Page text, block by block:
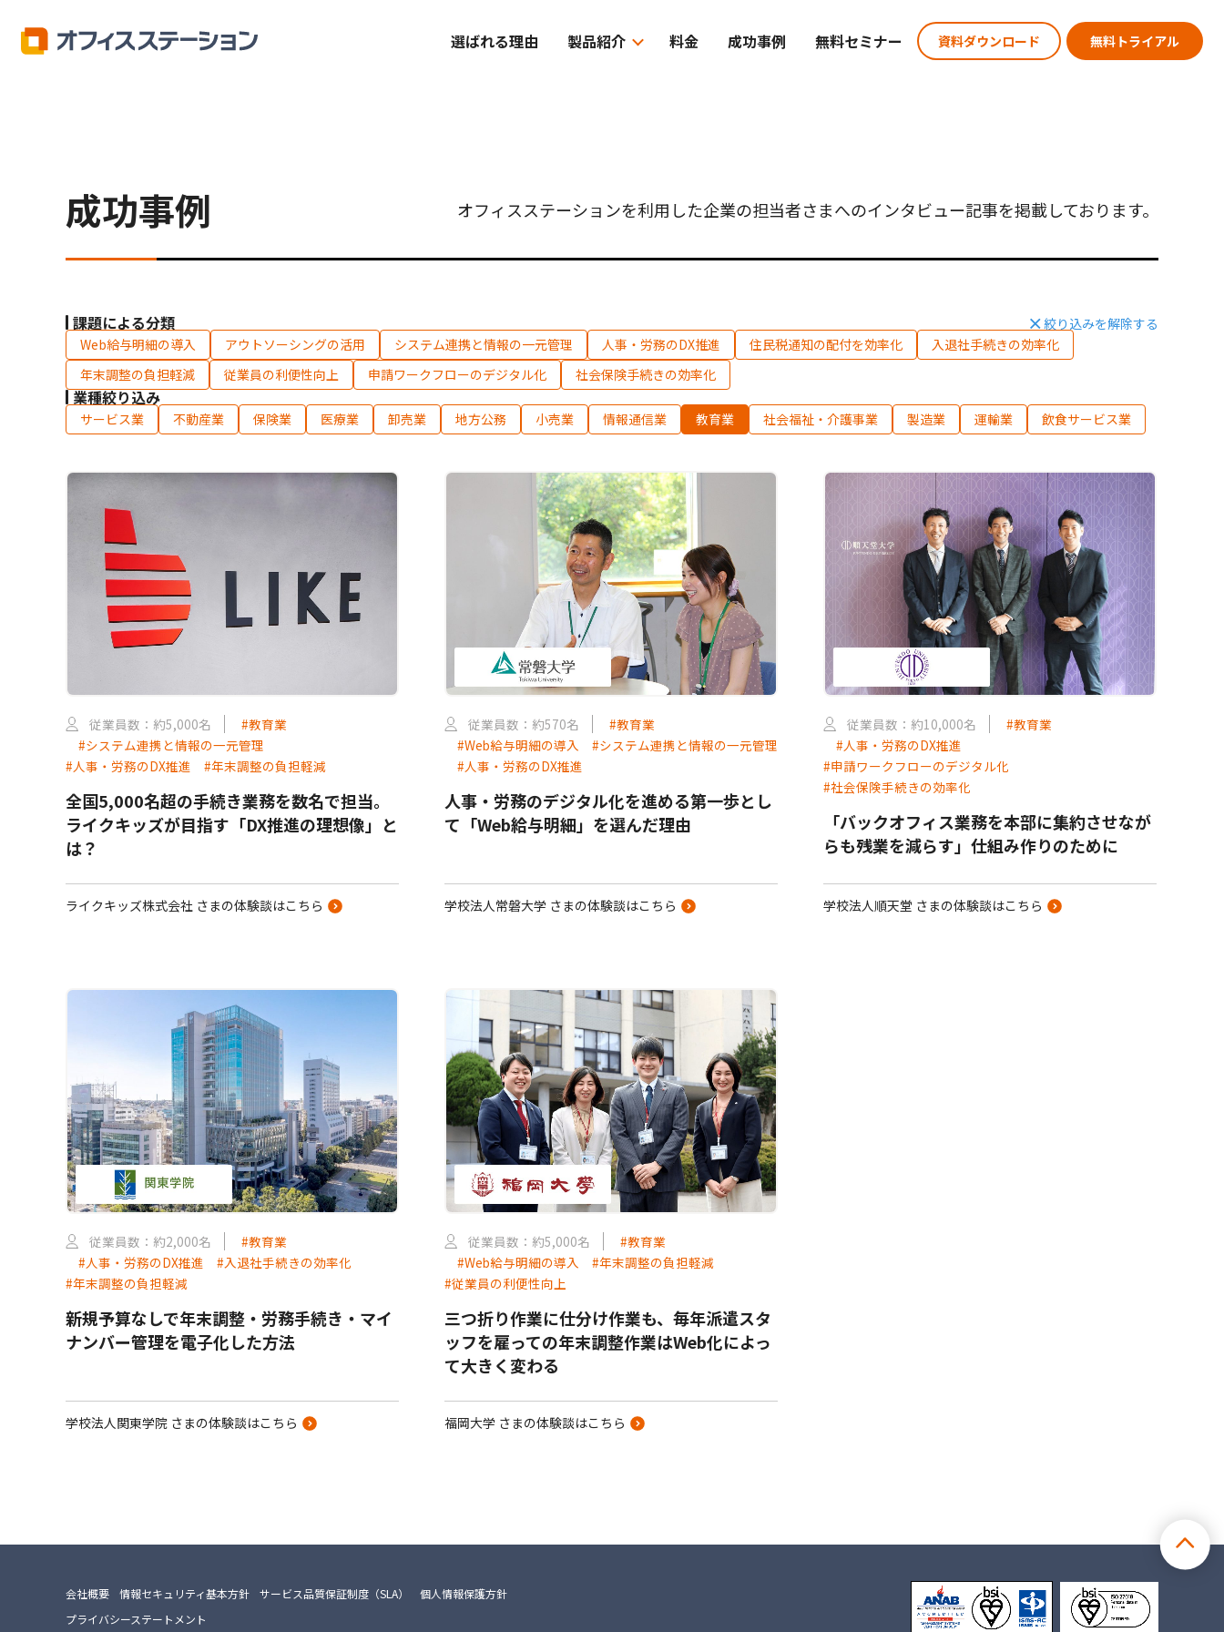
選ばれる理由 製品紹介 料金 成功事例 無料セミナー 資料ダウンロード 無料トライアル
成功事例 オフィスステーションを利用した企業の担当者さまへのインタビュー記事を掲載しております。
絞り込みを解除する
課題による分類
Web給与明細の導入 アウトソーシングの活用 システム連携と情報の一元管理 人事・労務のDX推進 住民税通知の配付を効率化
入退社手続きの効率化
年末調整の負担軽減
従業員の利便性向上 申請ワークフローのデジタル化 社会保険手続きの効率化
業種絞り込み
サービス業 不動産業 保険業 医療業 卸売業 地方公務 小売業 情報通信業 教育業 社会福祉・介護事業 製造業 運輸業 飲食サービス業
従業員数：約5,000名
#教育業
#システム連携と情報の一元管理
#人事・労務のDX推進
#年末調整の負担軽減
全国5,000名超の手続き業務を数名で担当。
ライクキッズが目指す「DX推進の理想像」と
は？
ライクキッズ株式会社 さまの体験談はこちら
従業員数：約570名
#教育業
#Web給与明細の導入
#システム連携と情報の一元管理
#人事・労務のDX推進
人事・労務のデジタル化を進める第一歩とし
て「Web給与明細」を選んだ理由
学校法人常磐大学 さまの体験談はこちら
従業員数：約10,000名
#教育業
#人事・労務のDX推進
#申請ワークフローのデジタル化
#社会保険手続きの効率化
「バックオフィス業務を本部に集約させなが
らも残業を減らす」仕組み作りのために
学校法人順天堂 さまの体験談はこちら
従業員数：約2,000名
#教育業
#人事・労務のDX推進
#入退社手続きの効率化
#年末調整の負担軽減
新規予算なしで年末調整・労務手続き・マイ
ナンバー管理を電子化した方法
学校法人関東学院 さまの体験談はこちら
従業員数：約5,000名
#教育業
#Web給与明細の導入
#年末調整の負担軽減
#従業員の利便性向上
三つ折り作業に仕分け作業も、毎年派遣スタ
ッフを雇っての年末調整作業はWeb化によっ
て大きく変わる
福岡大学 さまの体験談はこちら
会社概要 情報セキュリティ基本方針 サービス品質保証制度（SLA）
個人情報保護方針
プライバシーステートメント